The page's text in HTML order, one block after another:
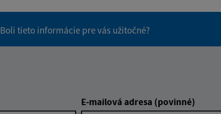
Boli tieto informácie pre vás užitočné?
E-mailová adresa (povinné)